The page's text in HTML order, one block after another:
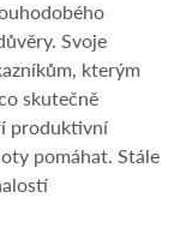
Svoje
kterým
skutečně
produktivní
pomáhat. Stále